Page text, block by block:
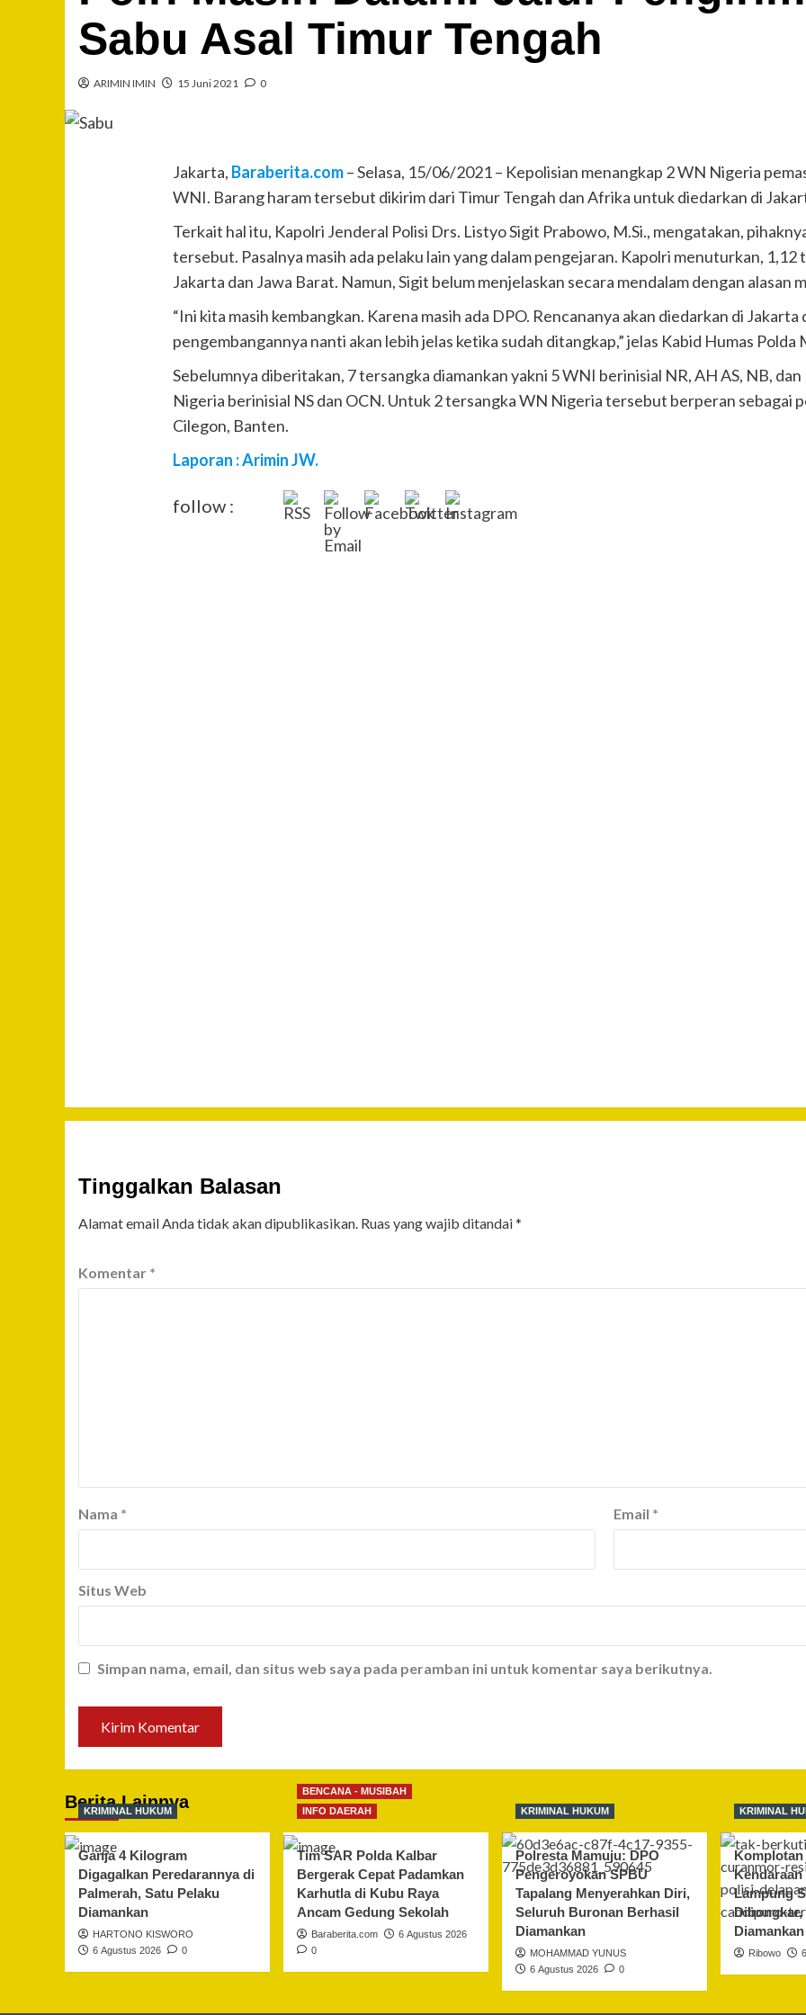
Sabu Asal Timur Tengah
ARIMIN IMIN 15 Juni 2021 0
Jakarta, Baraberita.com– Selasa, 15/06/2021 – Kepolisian menangkap 2 WN Nigeria
WNI. Barang haram tersebut dikirim dari Timur Tengah dan Afrika untuk diedarkan di
Terkait hal itu, Kapolri Jenderal Polisi Drs. Listyo Sigit Prabowo, M.Si., mengatakan,
tersebut. Pasalnya masih ada pelaku lain yang dalam pengejaran. Kapolri menuturkan, 1,12
Jakarta dan Jawa Barat. Namun, Sigit belum menjelaskan secara mendalam dengan alasan
“Ini kita masih kembangkan. Karena masih ada DPO. Rencananya akan diedarkan di
pengembangannya nanti akan lebih jelas ketika sudah ditangkap,” jelas Kabid Humas Polda
Sebelumnya diberitakan, 7 tersangka diamankan yakni 5 WNI berinisial NR, AH AS, NB,
Nigeria berinisial NS dan OCN. Untuk 2 tersangka WN Nigeria tersebut berperan sebagai
Cilegon, Banten.
Laporan : Arimin JW.
follow :
Tinggalkan Balasan
Alamat email Anda tidak akan dipublikasikan. Ruas yang wajib ditandai*
Komentar *
Nama * Email *
Situs Web
Simpan nama, email, dan situs web saya pada peramban ini untuk komentar saya berikutnya.
Berita Lainnya
KRIMINAL HUKUM
Ganja 4 Kilogram
Digagalkan Peredarannya di
Palmerah, Satu Pelaku
Diamankan
HARTONO KISWORO
6 Agustus 2026
0
BENCANA - MUSIBAH
INFO DAERAH
Tim SAR Polda Kalbar
Bergerak Cepat Padamkan
Karhutla di Kubu Raya
Ancam Gedung Sekolah
Baraberita.com
6 Agustus 2026
0
KRIMINAL HUKUM
Polresta Mamuju: DPO
Pengeroyokan SPBU
Tapalang Menyerahkan Diri,
Seluruh Buronan Berhasil
Diamankan
MOHAMMAD YUNUS
6 Agustus 2026
0
KRIMINAL
Lampung
Dibongkar,
Diamankan
Ribowo